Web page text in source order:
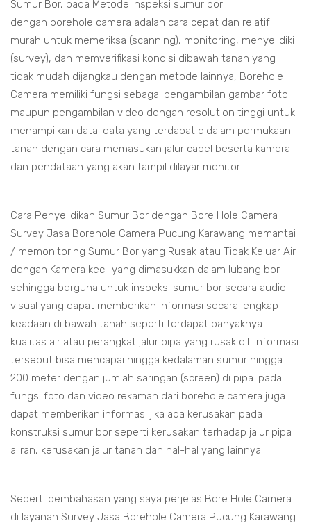
Sumur Bor, pada Metode inspeksi sumur bor
dengan borehole camera adalah cara cepat dan relatif
murah untuk memeriksa (scanning), monitoring, menyelidiki
(survey), dan memverifikasi kondisi dibawah tanah yang
tidak mudah dijangkau dengan metode lainnya, Borehole
Camera memiliki fungsi sebagai pengambilan gambar foto
maupun pengambilan video dengan resolution tinggi untuk
menampilkan data-data yang terdapat didalam permukaan
tanah dengan cara memasukan jalur cabel beserta kamera
dan pendataan yang akan tampil dilayar monitor.
Cara Penyelidikan Sumur Bor dengan Bore Hole Camera
Survey Jasa Borehole Camera Pucung Karawang memantai
/ memonitoring Sumur Bor yang Rusak atau Tidak Keluar Air
dengan Kamera kecil yang dimasukkan dalam lubang bor
sehingga berguna untuk inspeksi sumur bor secara audio-
visual yang dapat memberikan informasi secara lengkap
keadaan di bawah tanah seperti terdapat banyaknya
kualitas air atau perangkat jalur pipa yang rusak dll. Informasi
tersebut bisa mencapai hingga kedalaman sumur hingga
200 meter dengan jumlah saringan (screen) di pipa. pada
fungsi foto dan video rekaman dari borehole camera juga
dapat memberikan informasi jika ada kerusakan pada
konstruksi sumur bor seperti kerusakan terhadap jalur pipa
aliran, kerusakan jalur tanah dan hal-hal yang lainnya.
Seperti pembahasan yang saya perjelas Bore Hole Camera
di layanan Survey Jasa Borehole Camera Pucung Karawang